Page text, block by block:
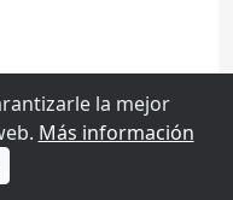
la mejor
Más información